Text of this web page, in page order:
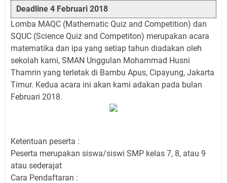
Deadline 4 Februari 2018
Lomba MAQC (Mathematic Quiz and Competition) dan
SQUC (Science Quiz and Competiton) merupakan acara
matematika dan ipa yang setiap tahun diadakan oleh
sekolah kami, SMAN Unggulan Mohammad Husni
Thamrin yang terletak di Bambu Apus, Cipayung, Jakarta
Timur. Kedua acara ini akan kami adakan pada bulan
Februari 2018.
Ketentuan peserta :
Peserta merupakan siswa/siswi SMP kelas 7, 8, atau 9
atau sederajat
Cara Pendaftaran :